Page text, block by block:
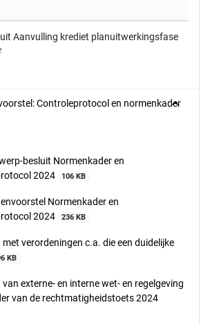
Aanvulling krediet planuitwerkingsfase
Controleprotocol en normenkader
besluit Normenkader en
2024
106 KB
Normenkader en
2024
236 KB
met verordeningen c.a. die een duidelijke
KB
van externe- en interne wet- en regelgeving
van de rechtmatigheidstoets 2024